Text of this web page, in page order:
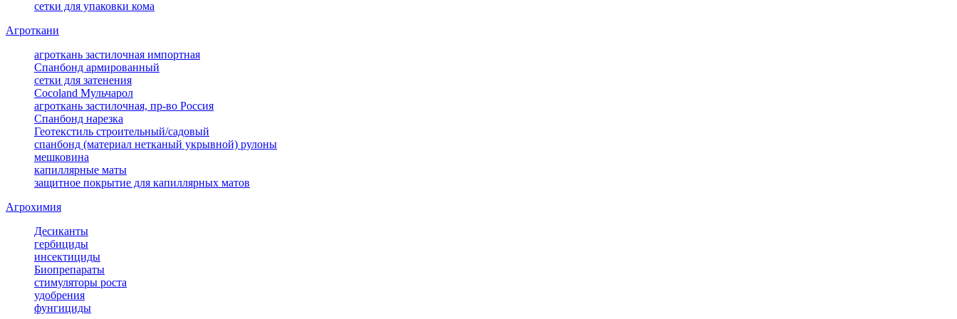
сетки для упаковки кома
Агроткани
агроткань застилочная импортная
Спанбонд армированный
сетки для затенения
Cocoland Мульчарол
агроткань застилочная, пр-во Россия
Спанбонд нарезка
Геотекстиль строительный/садовый
спанбонд (материал нетканый укрывной) рулоны
мешковина
капиллярные маты
защитное покрытие для капиллярных матов
Агрохимия
Десиканты
гербициды
инсектициды
Биопрепараты
стимуляторы роста
удобрения
фунгициды